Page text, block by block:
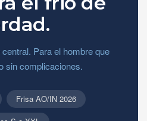
Para el hombre que
sin complicaciones.
Frisa AO/IN 2026